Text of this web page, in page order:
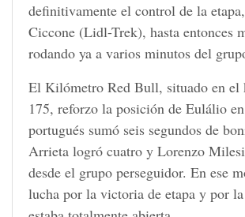
definitivamente el control de la
Ciccone (Lidl-Trek), hasta entonces
rodando ya a varios minutos del
El Kilómetro Red Bull, situado en el
175, reforzo la posición de Eulálio
portugués sumó seis segundos de
Arrieta logró cuatro y Lorenzo
desde el grupo perseguidor. En ese
lucha por la victoria de etapa y por